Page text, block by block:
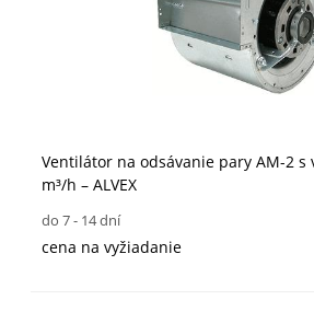
Ventilátor na odsávanie pary AM-2 s
m³/h – ALVEX
do 7 - 14 dní
cena na vyžiadanie